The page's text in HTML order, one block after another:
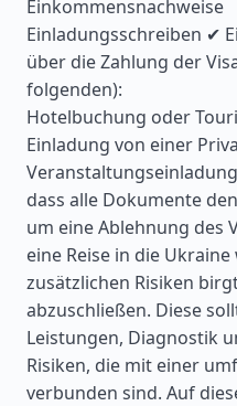
Einkommensnachweise
Einladungsschreiben ✔
über die Zahlung der
folgenden):
Hotelbuchung oder
Einladung von einer
dass alle Dokumente
um eine Ablehnung des
eine Reise in die
zusätzlichen Risiken
abzuschließen. Diese
Leistungen, Diagnostik
Risiken, die mit einer
verbunden sind. Auf